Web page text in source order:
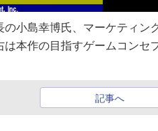
小島幸博氏、マーケティン
本作の目指すゲームコンセ
記事へ